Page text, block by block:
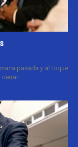
pasada y al toque